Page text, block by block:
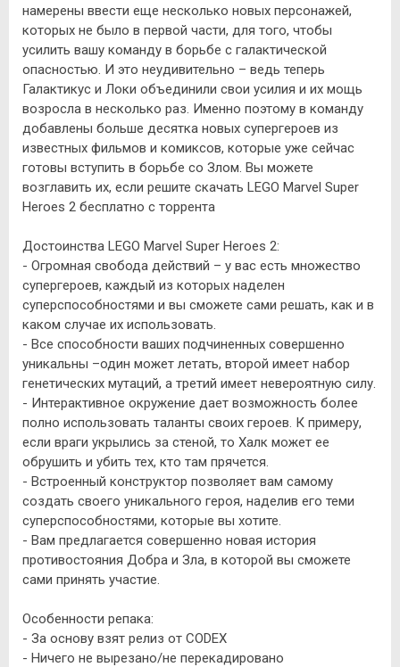
намерены ввести еще несколько новых персонажей,
которых не было в первой части, для того, чтобы
усилить вашу команду в борьбе с галактической
опасностью. И это неудивительно – ведь теперь
Галактикус и Локи объединили свои усилия и их мощь
возросла в несколько раз. Именно поэтому в команду
добавлены больше десятка новых супергероев из
известных фильмов и комиксов, которые уже сейчас
готовы вступить в борьбе со Злом. Вы можете
возглавить их, если решите скачать LEGO Marvel Super
Heroes 2 бесплатно с торрента
Достоинства LEGO Marvel Super Heroes 2:
- Огромная свобода действий – у вас есть множество
супергероев, каждый из которых наделен
суперспособностями и вы сможете сами решать, как и в
каком случае их использовать.
- Все способности ваших подчиненных совершенно
уникальны –один может летать, второй имеет набор
генетических мутаций, а третий имеет невероятную силу.
- Интерактивное окружение дает возможность более
полно использовать таланты своих героев. К примеру,
если враги укрылись за стеной, то Халк может ее
обрушить и убить тех, кто там прячется.
- Встроенный конструктор позволяет вам самому
создать своего уникального героя, наделив его теми
суперспособностями, которые вы хотите.
- Вам предлагается совершенно новая история
противостояния Добра и Зла, в которой вы сможете
сами принять участие.
Особенности репака:
- За основу взят релиз от CODEX
- Ничего не вырезано/не перекадировано